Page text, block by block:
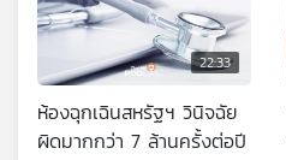
22:33
ห้องฉุกเฉินสหรัฐฯ วินิจฉัย
ผิดมากกว่า 7 ล้านครั้งต่อปี